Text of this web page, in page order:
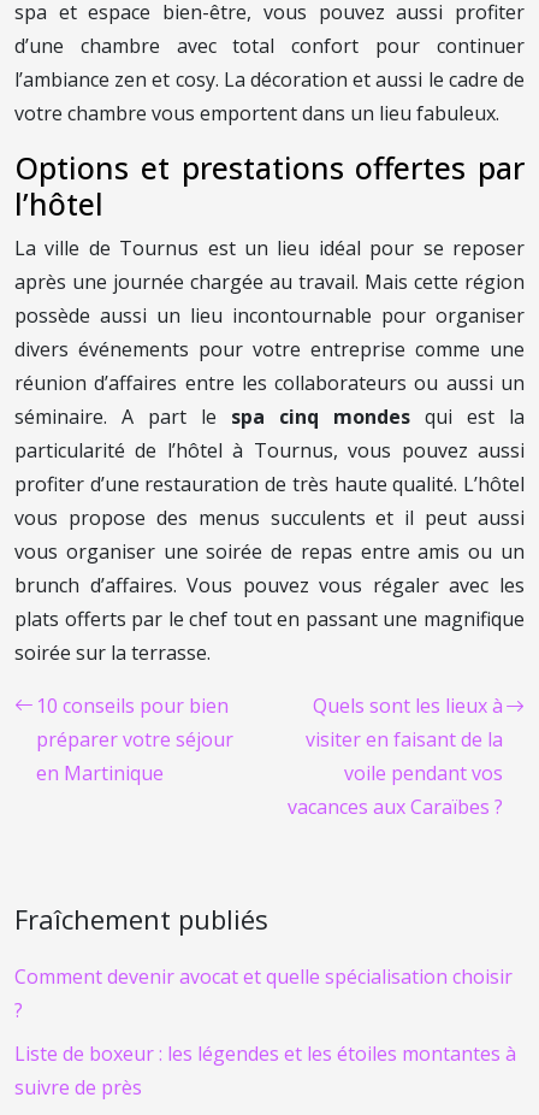
spa et espace bien-être, vous pouvez aussi profiter
d’une chambre avec total confort pour continuer
l’ambiance zen et cosy. La décoration et aussi le cadre de
votre chambre vous emportent dans un lieu fabuleux.
Options et prestations offertes par
l’hôtel
La ville de Tournus est un lieu idéal pour se reposer
après une journée chargée au travail. Mais cette région
possède aussi un lieu incontournable pour organiser
divers événements pour votre entreprise comme une
réunion d’affaires entre les collaborateurs ou aussi un
séminaire. A part le spa cinq mondes qui est la
particularité de l’hôtel à Tournus, vous pouvez aussi
profiter d’une restauration de très haute qualité. L’hôtel
vous propose des menus succulents et il peut aussi
vous organiser une soirée de repas entre amis ou un
brunch d’affaires. Vous pouvez vous régaler avec les
plats offerts par le chef tout en passant une magnifique
soirée sur la terrasse.
10 conseils pour bien
préparer votre séjour
en Martinique
Quels sont les lieux à
visiter en faisant de la
voile pendant vos
vacances aux Caraïbes ?
Fraîchement publiés
Comment devenir avocat et quelle spécialisation choisir
?
Liste de boxeur : les légendes et les étoiles montantes à
suivre de près